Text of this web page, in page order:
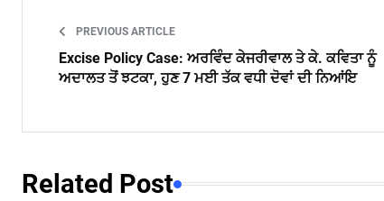
PREVIOUS ARTICLE
Excise Policy Case: ਅਰਵਿੰਦ ਕੇਜਰੀਵਾਲ ਤੇ ਕੇ. ਕਵਿਤਾ ਨੂੰ
ਅਦਾਲਤ ਤੋਂ ਝਟਕਾ, ਹੁਣ 7 ਮਈ ਤੱਕ ਵਧੀ ਦੋਵਾਂ ਦੀ ਨਿਆਂਇ
Related Post